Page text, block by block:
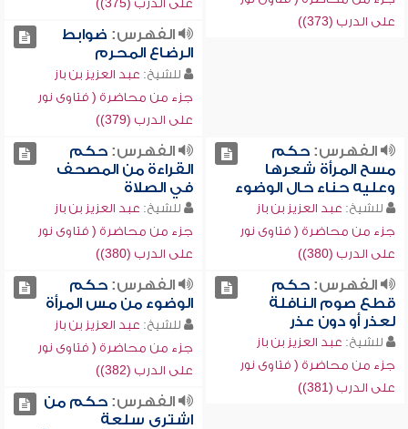
على الدرب (373))
على الدرب (375))
الفهرس: ضوابط
الرضاع المحرم
للشيخ: عبد العزيز بن باز
جزء من محاضرة ( فتاوى نور
على الدرب (379))
الفهرس:حكم
مسح المرأة شعرها
وعليه حناء حال الوضوء
للشيخ: عبد العزيز بن باز
جزء من محاضرة ( فتاوى نور
على الدرب (380))
الفهرس:حكم
القراءة من المصحف
في الصلاة
للشيخ: عبد العزيز بن باز
جزء من محاضرة ( فتاوى نور
على الدرب (380))
الفهرس:حكم
قطع صوم النافلة
لعذر أو دون عذر
للشيخ: عبد العزيز بن باز
جزء من محاضرة ( فتاوى نور
على الدرب (381))
الفهرس:حكم
الوضوء من مس المرأة
للشيخ: عبد العزيز بن باز
جزء من محاضرة ( فتاوى نور
على الدرب (382))
الفهرس:حكم من
اشترى سلعة